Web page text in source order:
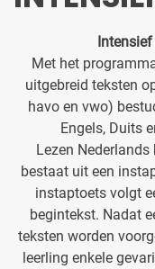
Met het
uitgebreid teksten
havo en vwo)
Engels, Duits
Lezen
bestaat uit een
instaptoets volgt
begintekst. Nadat
teksten worden
leerling enkele